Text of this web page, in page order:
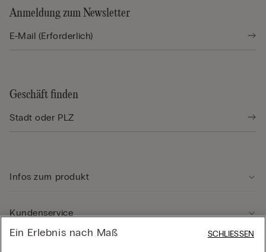
Anmeldung zum Newsletter
Geschäft finden
Infos zum produkt
Kundenservice
Ein Erlebnis nach Maß SCHLIESSEN